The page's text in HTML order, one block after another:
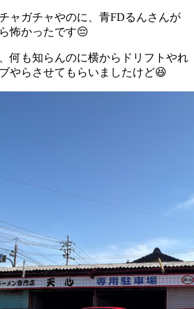
ャガチャやのに、青FDるんさんが
怖かったです😔
何も知らんのに横からドリフトやれ
やらさせてもらいましたけど😆